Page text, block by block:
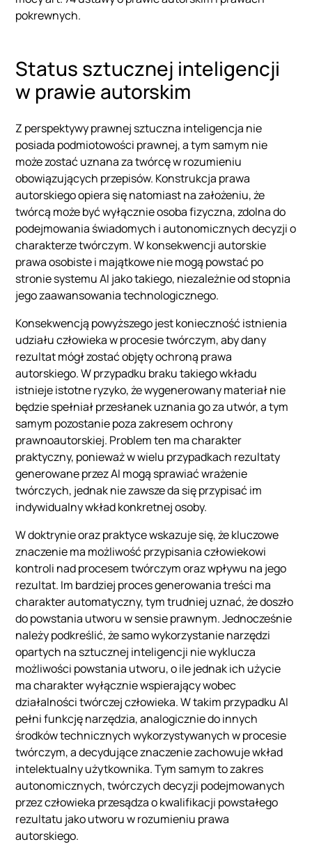
pokrewnych.
Status sztucznej inteligencji
w prawie autorskim
Z perspektywy prawnej sztuczna inteligencja nie
posiada podmiotowości prawnej, a tym samym nie
może zostać uznana za twórcę w rozumieniu
obowiązujących przepisów. Konstrukcja prawa
autorskiego opiera się natomiast na założeniu, że
twórcą może być wyłącznie osoba fizyczna, zdolna do
podejmowania świadomych i autonomicznych decyzji o
charakterze twórczym. W konsekwencji autorskie
prawa osobiste i majątkowe nie mogą powstać po
stronie systemu AI jako takiego, niezależnie od stopnia
jego zaawansowania technologicznego.
Konsekwencją powyższego jest konieczność istnienia
udziału człowieka w procesie twórczym, aby dany
rezultat mógł zostać objęty ochroną prawa
autorskiego. W przypadku braku takiego wkładu
istnieje istotne ryzyko, że wygenerowany materiał nie
będzie spełniał przesłanek uznania go za utwór, a tym
samym pozostanie poza zakresem ochrony
prawnoautorskiej. Problem ten ma charakter
praktyczny, ponieważ w wielu przypadkach rezultaty
generowane przez AI mogą sprawiać wrażenie
twórczych, jednak nie zawsze da się przypisać im
indywidualny wkład konkretnej osoby.
W doktrynie oraz praktyce wskazuje się, że kluczowe
znaczenie ma możliwość przypisania człowiekowi
kontroli nad procesem twórczym oraz wpływu na jego
rezultat. Im bardziej proces generowania treści ma
charakter automatyczny, tym trudniej uznać, że doszło
do powstania utworu w sensie prawnym. Jednocześnie
należy podkreślić, że samo wykorzystanie narzędzi
opartych na sztucznej inteligencji nie wyklucza
możliwości powstania utworu, o ile jednak ich użycie
ma charakter wyłącznie wspierający wobec
działalności twórczej człowieka. W takim przypadku AI
pełni funkcję narzędzia, analogicznie do innych
środków technicznych wykorzystywanych w procesie
twórczym, a decydujące znaczenie zachowuje wkład
intelektualny użytkownika. Tym samym to zakres
autonomicznych, twórczych decyzji podejmowanych
przez człowieka przesądza o kwalifikacji powstałego
rezultatu jako utworu w rozumieniu prawa
autorskiego.